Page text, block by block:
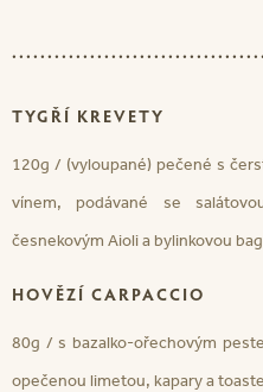
TYGŘÍ KREVETY
120g / (vyloupané) pečené s
vínem, podávané se
česnekovým Aioli a bylinkovou
HOVĚZÍ CARPACCIO
80g / s bazalko-ořechovým
opečenou limetou, kapary a